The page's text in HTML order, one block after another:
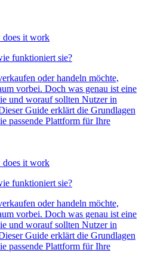
funktioniert sie?
oder handeln möchte,
vorbei. Doch was genau ist eine
und worauf sollten Nutzer in
Guide erklärt die Grundlagen
passende Plattform für Ihre
funktioniert sie?
oder handeln möchte,
vorbei. Doch was genau ist eine
und worauf sollten Nutzer in
Guide erklärt die Grundlagen
passende Plattform für Ihre